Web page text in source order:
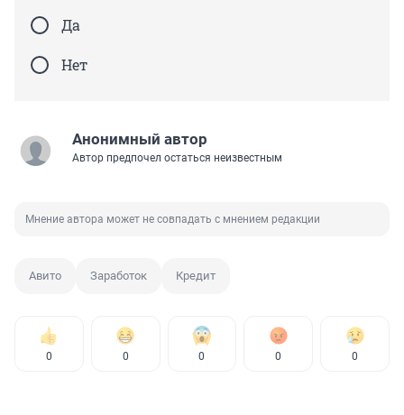
Да
Нет
Анонимный автор
Автор предпочел остаться неизвестным
Мнение автора может не совпадать с мнением редакции
Авито Заработок Кредит
0 0 0 0 0